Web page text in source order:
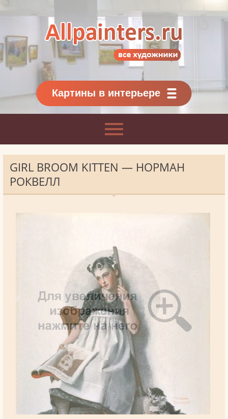
Картины классиков
и современников
Картины в интерьере
GIRL BROOM KITTEN — НОРМАН
РОКВЕЛЛ